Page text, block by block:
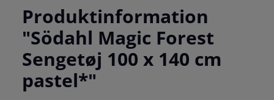
Produktinformation
"Södahl Magic Forest
Sengetøj 100 x 140 cm
pastel*"